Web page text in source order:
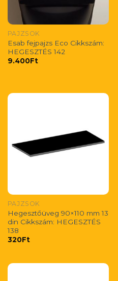
PAJZSOK
Esab fejpajzs Eco Cikkszám:
HEGESZTÉS 142
9.400Ft
PAJZSOK
Hegesztőüveg 90×110 mm 13
din Cikkszám: HEGESZTÉS
138
320Ft